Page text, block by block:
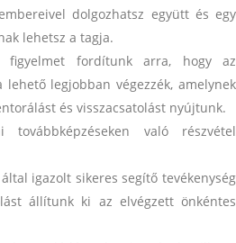
dolgozhatsz együtt és egy
lehetsz a tagja.
figyelmet fordítunk arra, hogy az
legjobban végezzék, amelynek
és visszacsatolást nyújtunk.
továbbképzéseken való részvétel
igazolt sikeres segítő tevékenység
állítunk ki az elvégzett önkéntes